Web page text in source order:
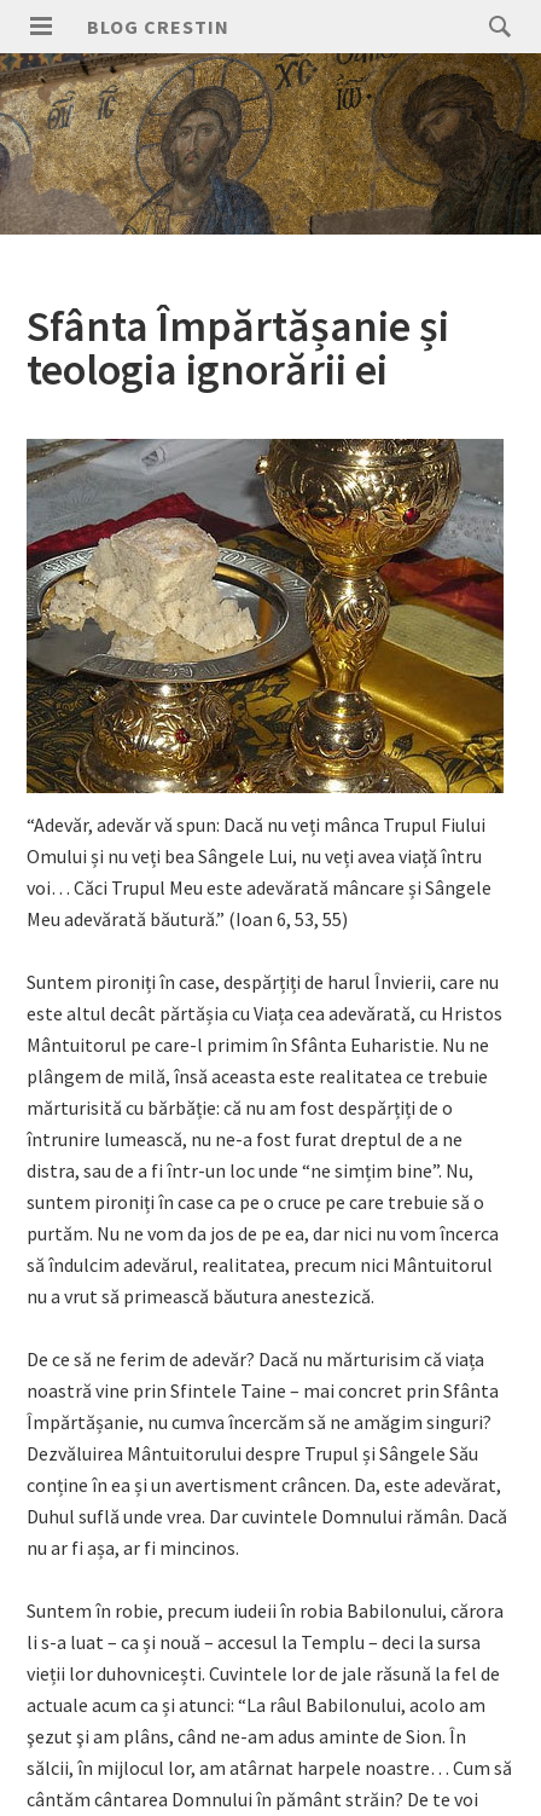
Skip
content
PRIMARY
MENU
BLOG CRESTIN
Search
for:
Sfânta Împărtășanie și
teologia ignorării ei
“Adevăr, adevăr vă spun: Dacă nu veți mânca Trupul Fiului
Omului și nu veți bea Sângele Lui, nu veți avea viață întru
voi… Căci Trupul Meu este adevărată mâncare și Sângele
Meu adevărată băutură.” (Ioan 6, 53, 55)
Suntem pironiți în case, despărțiți de harul Învierii, care nu
este altul decât părtășia cu Viața cea adevărată, cu Hristos
Mântuitorul pe care-l primim în Sfânta Euharistie. Nu ne
plângem de milă, însă aceasta este realitatea ce trebuie
mărturisită cu bărbăție: că nu am fost despărțiți de o
întrunire lumească, nu ne-a fost furat dreptul de a ne
distra, sau de a fi într-un loc unde “ne simțim bine”. Nu,
suntem pironiți în case ca pe o cruce pe care trebuie să o
purtăm. Nu ne vom da jos de pe ea, dar nici nu vom încerca
să îndulcim adevărul, realitatea, precum nici Mântuitorul
nu a vrut să primească băutura anestezică.
De ce să ne ferim de adevăr? Dacă nu mărturisim că viața
noastră vine prin Sfintele Taine – mai concret prin Sfânta
Împărtășanie, nu cumva încercăm să ne amăgim singuri?
Dezvăluirea Mântuitorului despre Trupul și Sângele Său
conține în ea și un avertisment crâncen. Da, este adevărat,
Duhul suflă unde vrea. Dar cuvintele Domnului rămân. Dacă
nu ar fi așa, ar fi mincinos.
Suntem în robie, precum iudeii în robia Babilonului, cărora
li s-a luat – ca și nouă – accesul la Templu – deci la sursa
vieții lor duhovnicești. Cuvintele lor de jale răsună la fel de
actuale acum ca și atunci: “La râul Babilonului, acolo am
şezut şi am plâns, când ne-am adus aminte de Sion. În
sălcii, în mijlocul lor, am atârnat harpele noastre… Cum să
cântăm cântarea Domnului în pământ străin? De te voi